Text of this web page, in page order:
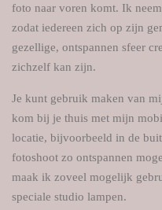
foto naar voren komt. Ik
zodat iedereen zich op zijn
gezellige, ontspannen sfeer
zichzelf kan zijn.
Je kunt gebruik maken van
kom bij je thuis met mijn
locatie, bijvoorbeeld in de
fotoshoot zo ontspannen
maak ik zoveel mogelijk
speciale studio lampen.